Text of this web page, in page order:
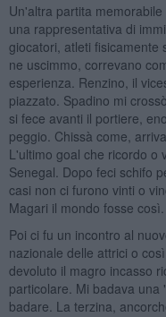
Un'altra partita
una rappresentativa di
giocatori, atleti fisicamente
ne uscimmo, correvano
esperienza. Renzino, il
piazzato. Spadino mi
si fece avanti il portiere,
peggio. Chissà come,
L'ultimo goal che ricordo o
Senegal. Dopo feci schifo
casi non ci furono vinti o
Magari il mondo fosse così.
Poi ci fu un incontro al
nazionale delle attrici o
devoluto il magro incasso
particolare. Mi badava
badare. La terzina,